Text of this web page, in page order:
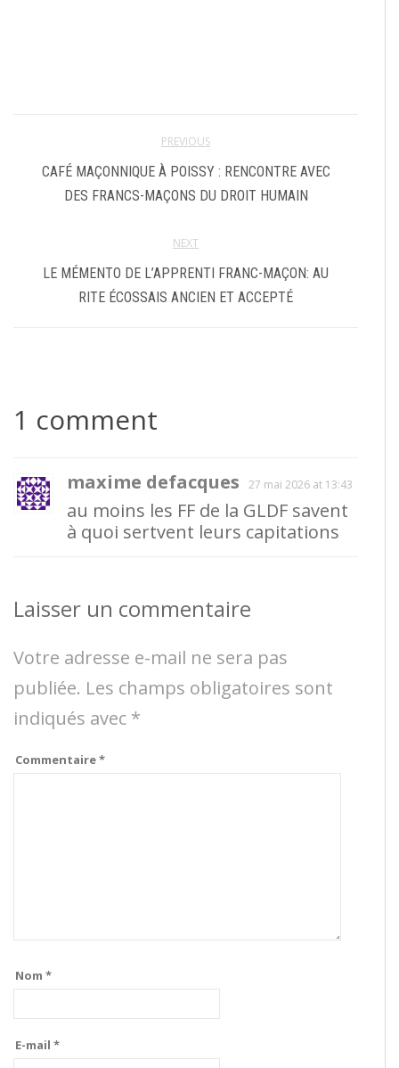
PREVIOUS
CAFÉ MAÇONNIQUE À POISSY : RENCONTRE AVEC
DES FRANCS-MAÇONS DU DROIT HUMAIN
NEXT
LE MÉMENTO DE L’APPRENTI FRANC-MAÇON: AU
RITE ÉCOSSAIS ANCIEN ET ACCEPTÉ
1 comment
maxime defacques 27 mai 2026 at 13:43
au moins les FF de la GLDF savent
à quoi sertvent leurs capitations
Laisser un commentaire
Votre adresse e-mail ne sera pas
publiée. Les champs obligatoires sont
indiqués avec *
Commentaire*
Nom *
E-mail *